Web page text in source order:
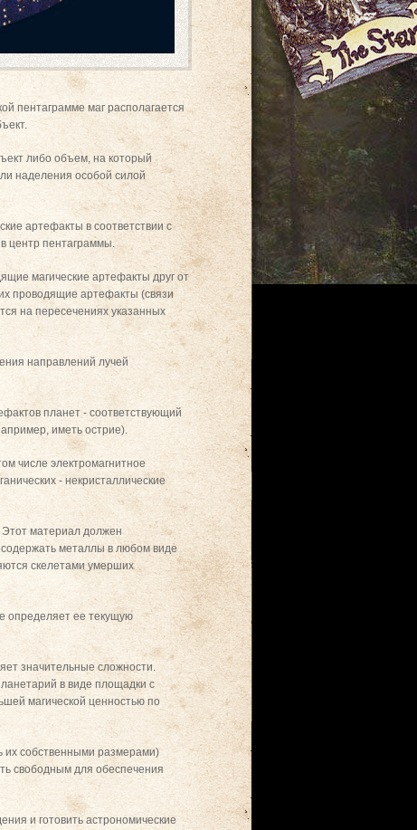
пентаграмме маг располагается
либо объем, на который
наделения особой силой
артефакты в соответствии с
центр пентаграммы.
магические артефакты друг от
проводящие артефакты (связи
на пересечениях указанных
направлений лучей
планет - соответствующий
иметь острие).
числе электромагнитное
- некристаллические
материал должен
содержать металлы в любом виде
скелетами умерших
определяет ее текущую
значительные сложности.
в виде площадки с
магической ценностью по
их собственными размерами)
свободным для обеспечения
и готовить астрономические